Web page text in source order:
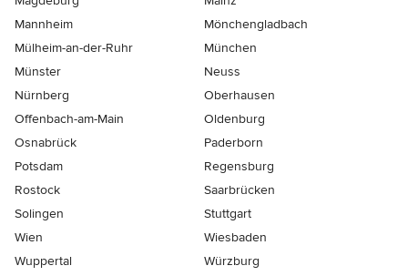
Mannheim
Mönchen­gladbach
Mülheim-an-der-Ruhr
München
Münster
Neuss
Nürnberg
Oberhausen
Offenbach-am-Main
Oldenburg
Osnabrück
Paderborn
Potsdam
Regensburg
Rostock
Saarbrücken
Solingen
Stuttgart
Wien
Wiesbaden
Wuppertal
Würzburg